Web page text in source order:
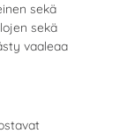
sekä
sekä
vaaleaa